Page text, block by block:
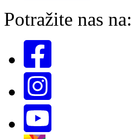
Potražite nas na: